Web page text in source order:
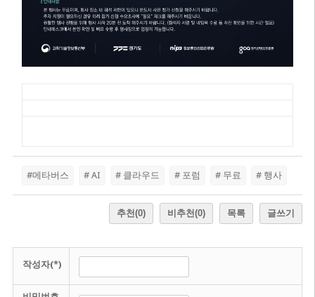
#메타버스 # AI # 클라우드 # 포럼 # 무료 # 행사
추천(0) 비추천(0) 목록 글쓰기
작성자(*)